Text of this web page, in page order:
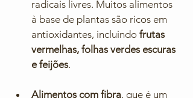
radicais livres. Muitos alimentos
à base de plantas são ricos em
antioxidantes, incluindo frutas
vermelhas, folhas verdes escuras
e feijões.
Alimentos com fibra, que é um